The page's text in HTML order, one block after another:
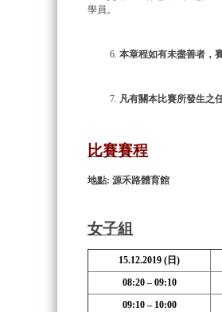
學員。
本章程如有未盡善者，
凡有關本比賽所發生之
比賽賽程
地點: 源禾路體育館
女子組
15.12.2019 ( 日)
08:20 – 09:10
09:10 – 10:00